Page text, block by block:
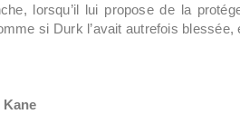
lorsqu’il lui propose de la
si Durk l’avait autrefois